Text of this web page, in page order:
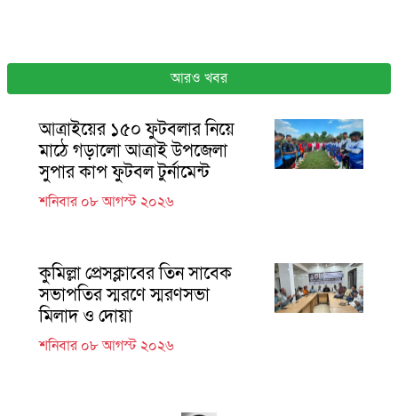
আরও খবর
আত্রাইয়ের ১৫০ ফুটবলার নিয়ে
মাঠে গড়ালো আত্রাই উপজেলা
সুপার কাপ ফুটবল টুর্নামেন্ট
শনিবার ০৮ আগস্ট ২০২৬
কুমিল্লা প্রেসক্লাবের তিন সাবেক
সভাপতির স্মরণে স্মরণসভা
মিলাদ ও দোয়া
শনিবার ০৮ আগস্ট ২০২৬